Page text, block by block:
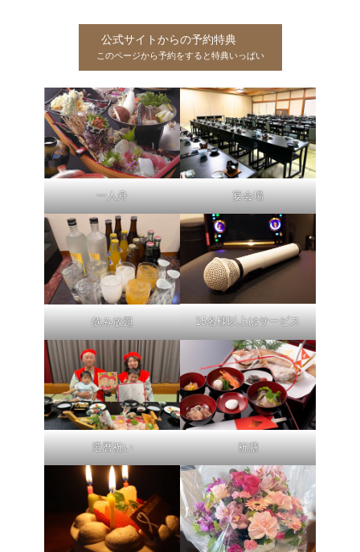
公式サイトからの予約特典
このページから予約をすると特典いっぱい
一人舟 宴会場
飲み放題 15名様以上はサービス
還暦祝い 祝膳